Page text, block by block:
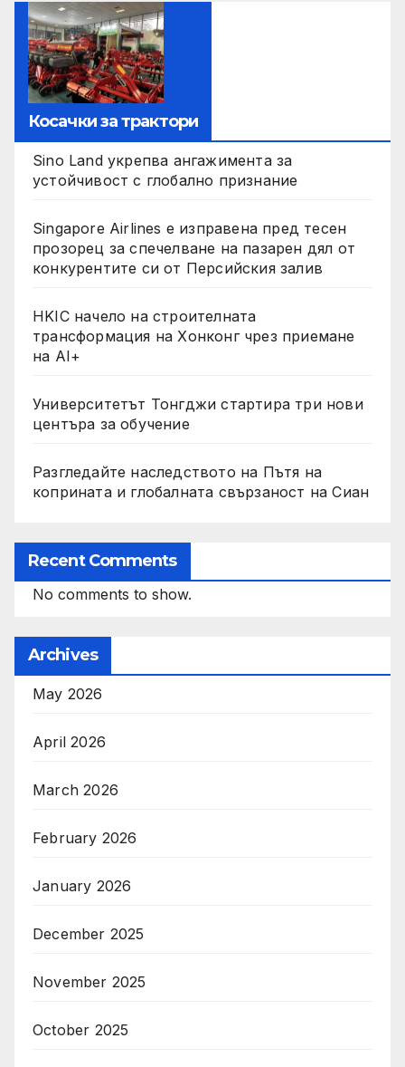
Косачки за трактори
Sino Land укрепва ангажимента за
устойчивост с глобално признание
Singapore Airlines е изправена пред тесен
прозорец за спечелване на пазарен дял от
конкурентите си от Персийския залив
HKIC начело на строителната
трансформация на Хонконг чрез приемане
на AI+
Университетът Тонгджи стартира три нови
центъра за обучение
Разгледайте наследството на Пътя на
коприната и глобалната свързаност на Сиан
Recent Comments
No comments to show.
Archives
May 2026
April 2026
March 2026
February 2026
January 2026
December 2025
November 2025
October 2025